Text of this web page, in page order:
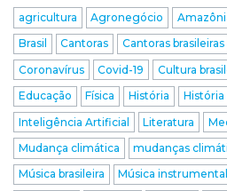
agricultura Agronegócio
Brasil
Cantoras Cantoras brasileiras
Coronavírus
Covid-19 Cultura
Educação
Física História
História
Inteligência Artificial
Literatura
Mudança climática
mudanças
Música brasileira
Música instrumental